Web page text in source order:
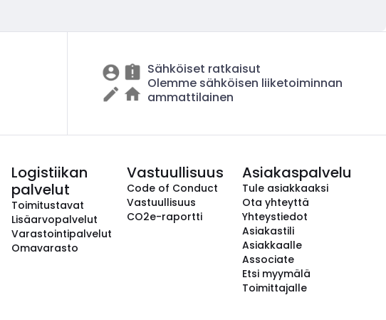
Sähköiset ratkaisut
Olemme sähköisen liiketoiminnan
ammattilainen
Logistiikan
palvelut
Toimitustavat
Lisäarvopalvelut
Varastointipalvelut
Omavarasto
Vastuullisuus
Code of Conduct
Vastuullisuus
CO2e-raportti
Asiakaspalvelu
Tule asiakkaaksi
Ota yhteyttä
Yhteystiedot
Asiakastili
Asiakkaalle
Associate
Etsi myymälä
Toimittajalle